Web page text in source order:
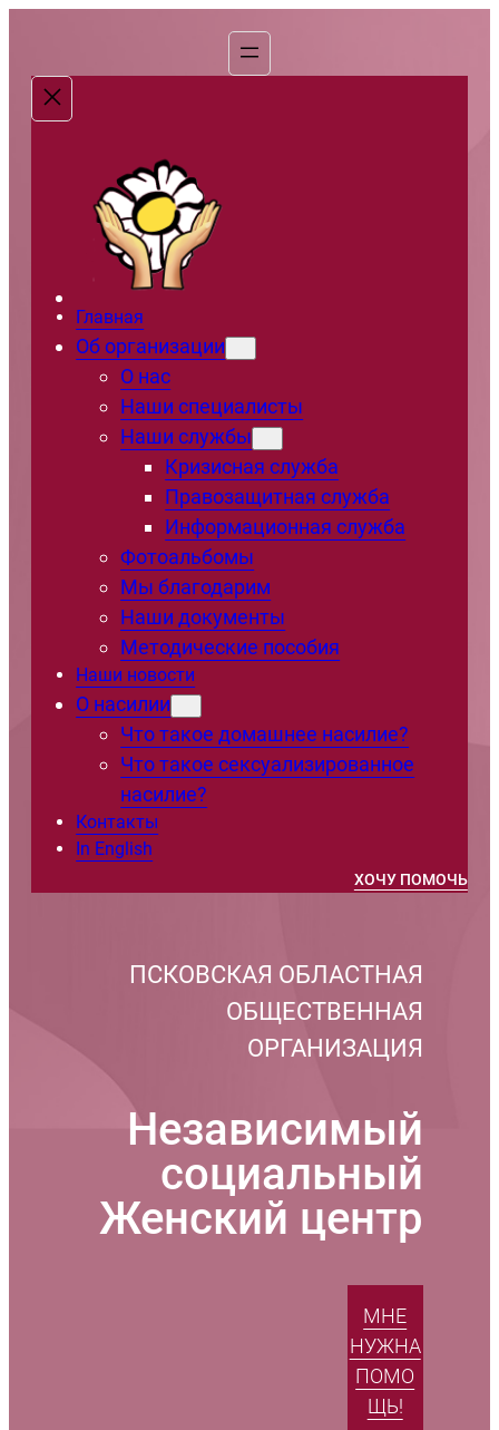
содержимому
Главная
Об организации
О нас
Наши специалисты
Наши службы
Кризисная служба
Правозащитная служба
Информационная служба
Фотоальбомы
Мы благодарим
Наши документы
Методические пособия
Наши новости
О насилии
Что такое домашнее насилие?
Что такое сексуализированное
насилие?
Контакты
In English
ХОЧУ ПОМОЧЬ
ПСКОВСКАЯ ОБЛАСТНАЯ
ОБЩЕСТВЕННАЯ
ОРГАНИЗАЦИЯ
Независимый
социальный
Женский центр
МНЕ
НУЖНА
ПОМО
ЩЬ!